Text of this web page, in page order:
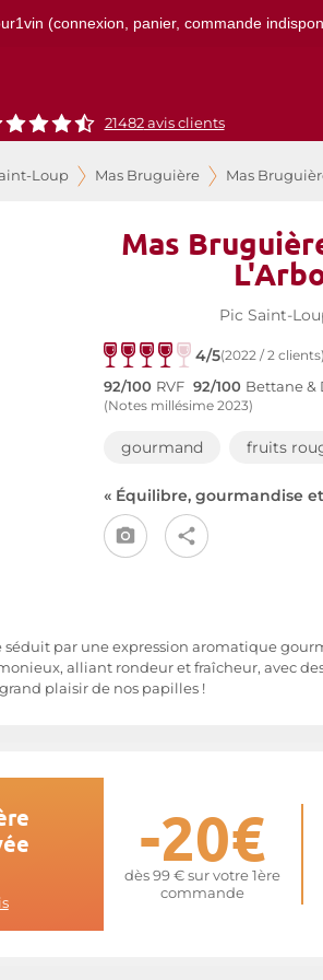
(connexion, panier, commande
21482avis clients
Loup Mas Bruguière Mas
Mas
Pic Saint-
4/5(2022 / 2 clients)
92/100 RVF 92/100 Bettane &
(Notes millésime 2023)
gourmand fruits
« Équilibre, gourmandise
par une expression aromatique
alliant rondeur et fraîcheur, avec
plaisir de nos papilles !
-20€
dès 99 € sur votre 1ère
commande